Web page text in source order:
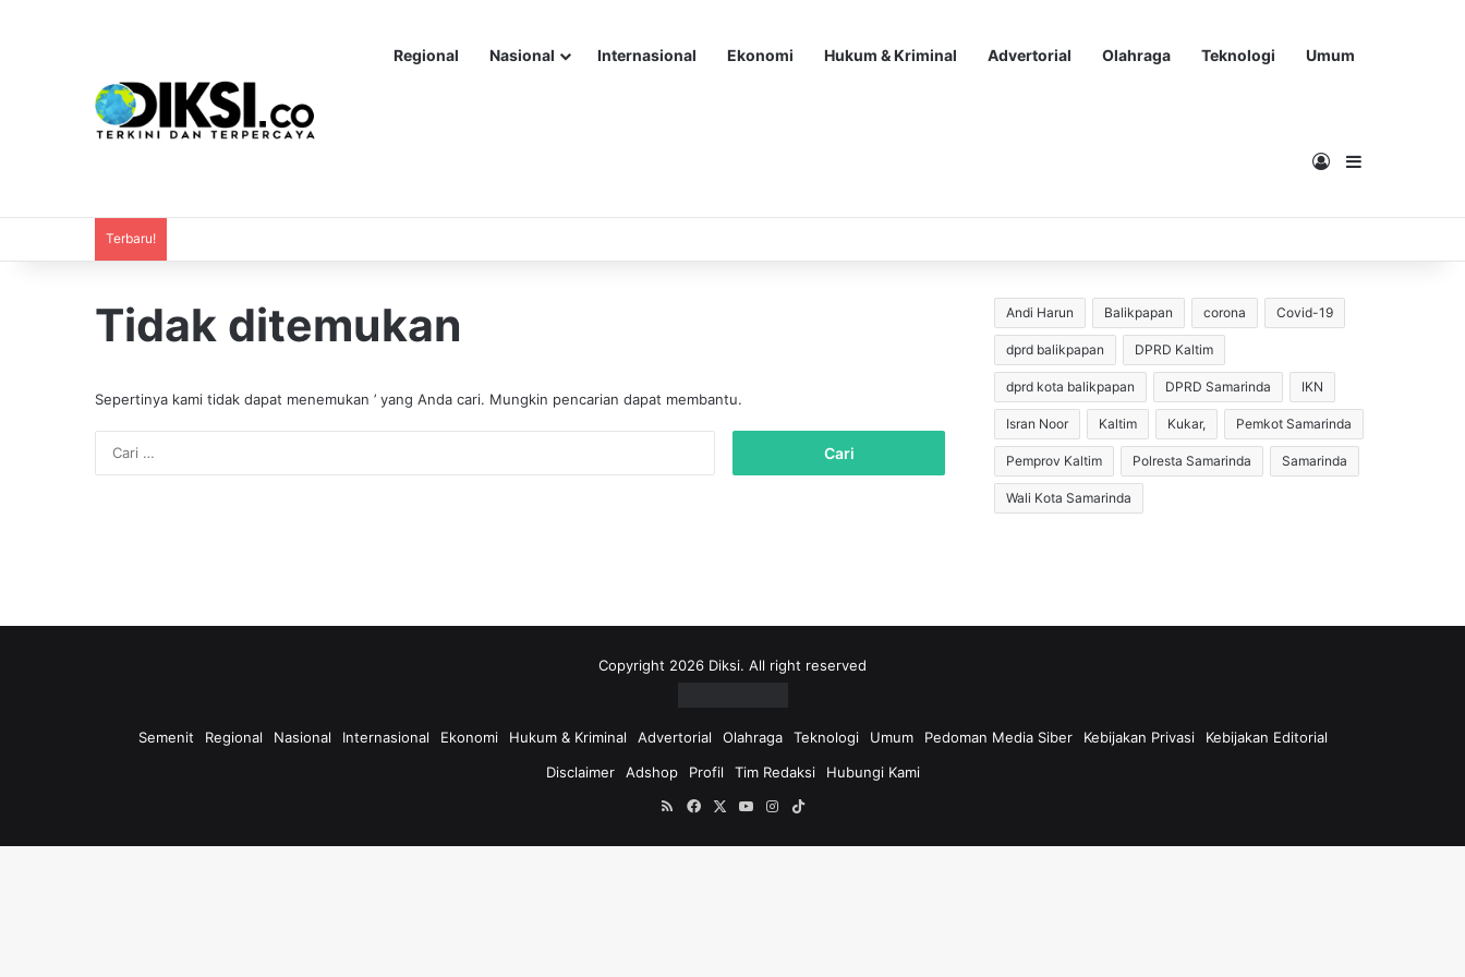
Regional Nasional Internasional Ekonomi Hukum & Kriminal Advertorial Olahraga Teknologi Umum
Masuk
Terbaru!
Tidak ditemukan
Sepertinya kami tidak dapat menemukan ’ yang Anda cari. Mungkin pencarian dapat membantu.
k
Andi Harun Balikpapan corona Covid-19
dprd balikpapan DPRD Kaltim
dprd kota balikpapan DPRD Samarinda IKN
Isran Noor Kaltim Kukar, Pemkot Samarinda
Pemprov Kaltim Polresta Samarinda Samarinda
Wali Kota Samarinda
Copyright 2026 Diksi. All right reserved
Semenit Regional Nasional Internasional Ekonomi Hukum & Kriminal Advertorial Olahraga Teknologi Umum Pedoman Media Siber Kebijakan Privasi
Kebijakan Editorial
Disclaimer
Adshop Profil Tim Redaksi
Hubungi Kami
RSSFacebookYouTubeInstagram
TikTok